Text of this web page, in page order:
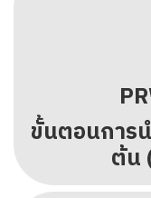
ขั้นตอนการ
ต้น